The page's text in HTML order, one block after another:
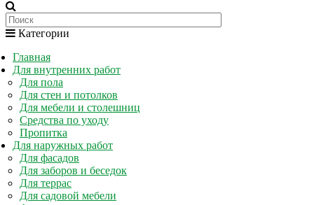
Категории
Главная
Для внутренних работ
Для пола
Для стен и потолков
Для мебели и столешниц
Средства по уходу
Пропитка
Для наружных работ
Для фасадов
Для заборов и беседок
Для террас
Для садовой мебели